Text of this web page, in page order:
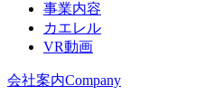
事業内容
カエレル
VR動画
会社案内Company